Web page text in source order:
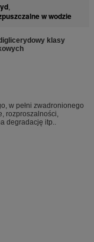
,
w wodzie
klasy
w pełni zwadronionego
rozproszalności,
degradację itp..